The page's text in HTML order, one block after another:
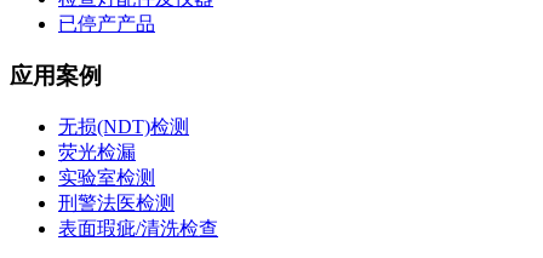
已停产产品
应用案例
无损(NDT)检测
荧光检漏
实验室检测
刑警法医检测
表面瑕疵/清洗检查